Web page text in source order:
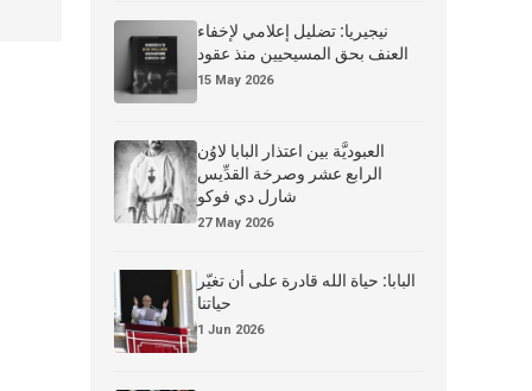
نيجيريا: تضليل إعلامي لإخفاء
العنف بحق المسيحيين منذ عقود
15 May 2026
العبوديَّة بين اعتذار البابا لاوُن
الرابع عشر وصرخة القدِّيس
شارل دي فوكو
27 May 2026
البابا: حياة الله قادرة على أن تغيّر
حياتنا
1 Jun 2026